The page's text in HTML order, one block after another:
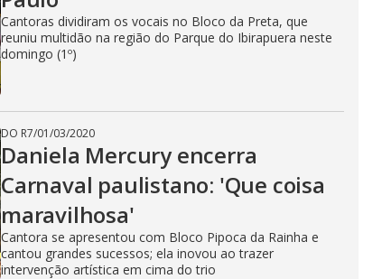
Cantoras dividiram os vocais no Bloco da Preta, que
reuniu multidão na região do Parque do Ibirapuera neste
domingo (1º)
DO R7/01/03/2020
Daniela Mercury encerra
Carnaval paulistano: 'Que coisa
maravilhosa'
Cantora se apresentou com Bloco Pipoca da Rainha e
cantou grandes sucessos; ela inovou ao trazer
intervenção artística em cima do trio